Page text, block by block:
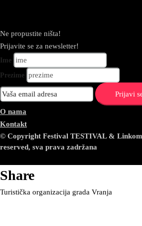
Ne propustite ništa!
Prijavite se za newsletter!
Ime
Prezime
O nama
Kontakt
© Copyright Festival TESTIVAL &
reserved, sva prava zadržana
Share
Turistička organizacija grada Vranja